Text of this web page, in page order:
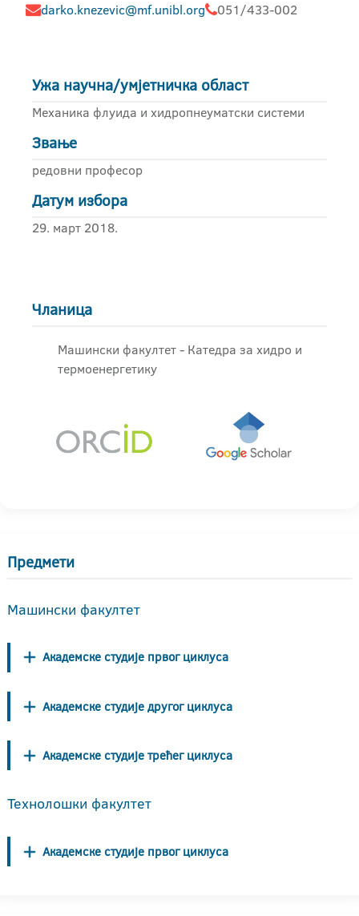
darko.knezevic@mf.unibl.org 051/433-002
Ужа научна/умјетничка област
Механика флуида и хидропнеуматски системи
Звање
редовни професор
Датум избора
29. март 2018.
Чланица
Машински факултет - Катедра за хидро и
термоенергетику
Предмети
Машински факултет
Академске студије првог циклуса
Академске студије другог циклуса
Академске студије трећег циклуса
Технолошки факултет
Академске студије првог циклуса